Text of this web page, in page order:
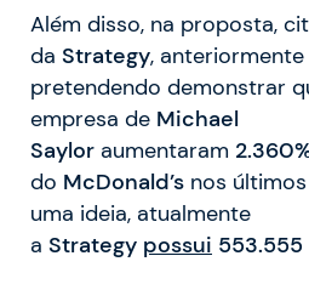
Além disso, na proposta,
da Strategy, anteriormente
pretendendo demonstrar
empresa de Michael
Saylor aumentaram
do McDonald’s nos últimos
uma ideia, atualmente
a Strategy possui